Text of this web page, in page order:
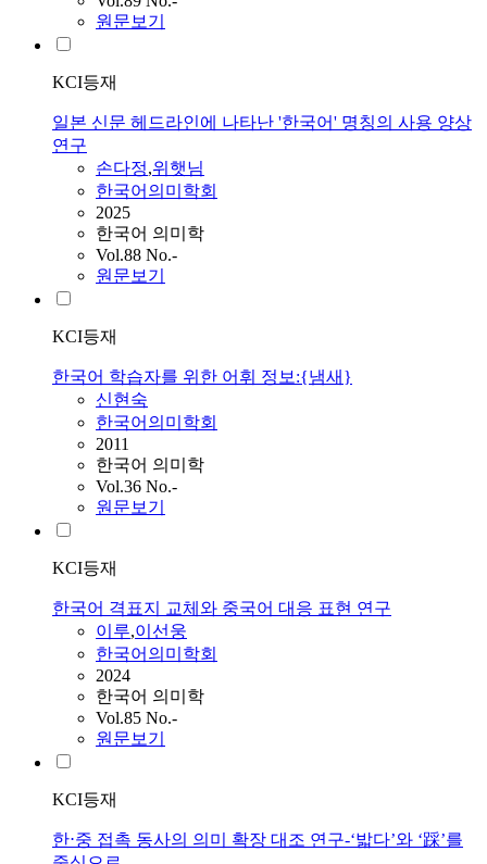
원문보기
KCI등재
일본 신문 헤드라인에 나타난 '한국어' 명칭의 사용 양상
연구
손다정,위햇님
한국어의미학회
2025
한국어 의미학
Vol.88 No.-
원문보기
KCI등재
한국어 학습자를 위한 어휘 정보:{냄새}
신현숙
한국어의미학회
2011
한국어 의미학
Vol.36 No.-
원문보기
KCI등재
한국어 격표지 교체와 중국어 대응 표현 연구
이루,이선웅
한국어의미학회
2024
한국어 의미학
Vol.85 No.-
원문보기
KCI등재
한⋅중 접촉 동사의 의미 확장 대조 연구-‘밟다’와 ‘踩’를